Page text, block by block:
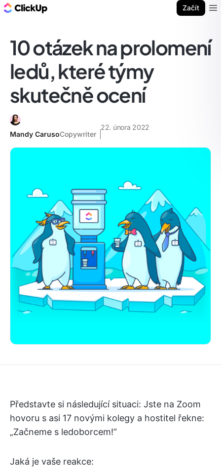
Začít
10 otázek na prolomení
ledů, které týmy
skutečně ocení
Mandy CarusoCopywriter
22. února 2022
Představte si následující situaci: Jste na Zoom
hovoru s asi 17 novými kolegy a hostitel řekne:
„Začneme s ledoborcem!“
Jaká je vaše reakce: